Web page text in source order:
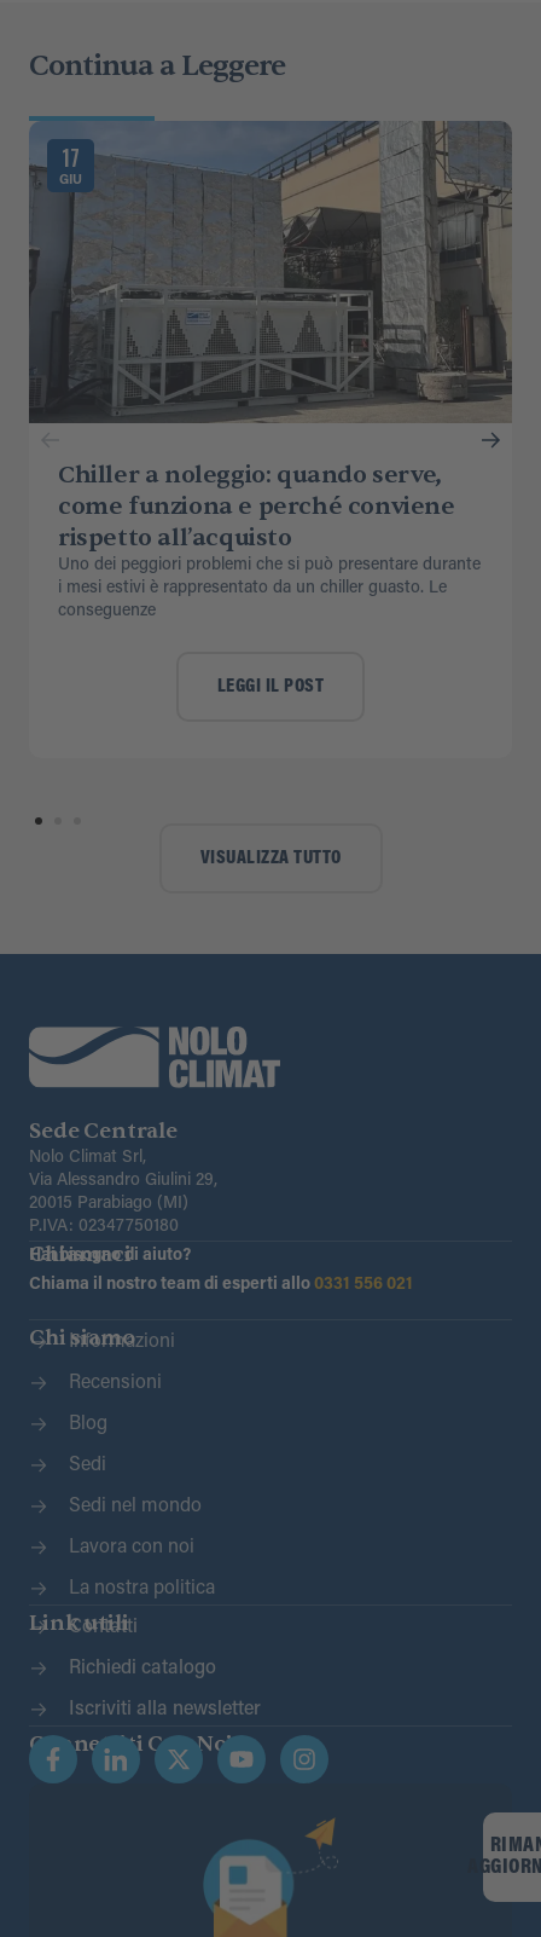
Continua a Leggere
17
GIU
Chiller a noleggio: quando serve,
come funziona e perché conviene
rispetto all’acquisto
Uno dei peggiori problemi che si può presentare durante
i mesi estivi è rappresentato da un chiller guasto. Le
conseguenze
LEGGI IL POST
VISUALIZZA TUTTO
Sede Centrale
Nolo Climat Srl,
Via Alessandro Giulini 29,
20015 Parabiago (MI)
P.IVA: 02347750180
Chiamaci
Hai bisogno di aiuto?
Chiama il nostro team di esperti allo 0331 556 021
Chi siamo
Informazioni
Recensioni
Blog
Sedi
Sedi nel mondo
Lavora con noi
La nostra politica
Link utili
Contatti
Richiedi catalogo
Iscriviti alla newsletter
Connettiti Con Noi